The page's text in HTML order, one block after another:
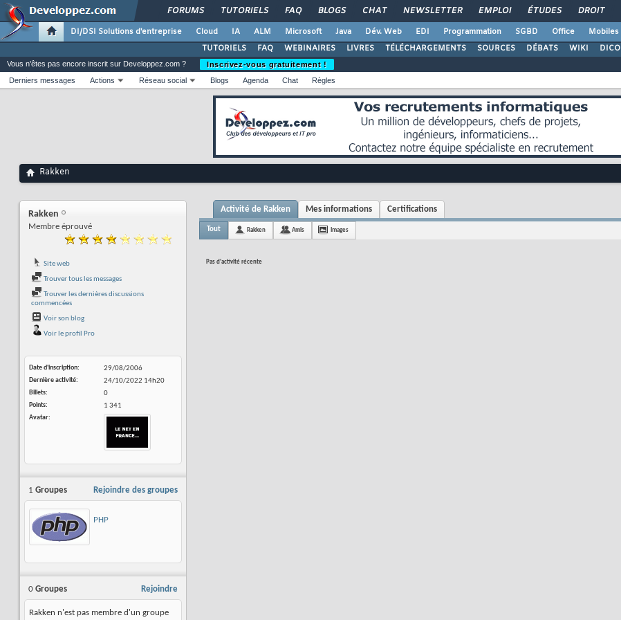
FORUMS TUTORIELS FAQ BLOGS CHAT NEWSLETTER EMPLOI ÉTUDES DROIT
DI/DSI Solutions d'entreprise Cloud IA ALM Microsoft Java Dév. Web EDI Programmation SGBD Office Mobiles
TUTORIELS
FAQ WEBINAIRES LIVRES TÉLÉCHARGEMENTS SOURCES DÉBATS WIKI DICO
Vous n'êtes pas encore inscrit sur Developpez.com ?
Inscrivez-vous gratuitement !
Derniers messages
Actions Réseau social Blogs Agenda Chat Règles
Rakken
Rakken
Membre éprouvé
Site web
Trouver tous les messages
Trouver les dernières discussions
commencées
Voir son blog
Voir le profil Pro
Date d'inscription
29/08/2006
Dernière activité
24/10/2022 14h20
Billets
0
Points
1 341
Avatar
Rejoindre des groupes
1 Groupes
PHP
Rejoindre
0 Groupes
Rakken n'est pas membre d'un groupe
Activité de Rakken Mes informations Certifications
Tout Rakken Amis Images
Pas d'activité récente